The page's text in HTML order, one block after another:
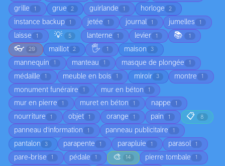
grille 1 grue 2 guirlande 1 horloge 2
instance backup 1 jetée 1 journal 1 jumelles 1
laisse 1 💡 5 lanterne 1 levier 1 📚 1
👓 20 maillot 2 🖐️ 1 maison 3
mannequin 1 manteau 1 masque de plongée 1
médaille 1 meuble en bois 1 miroir 3 montre 1
monument funéraire 1 mur en béton 1
mur en pierre 1 muret en béton 1 nappe 1
nourriture 1 objet 1 orange 1 pain 1 📋 8
panneau d'information 1 panneau publicitaire 1
pantalon 3 parapente 1 parapluie 1 parasol 1
pare-brise 1 pédale 1 🎨 14 pierre tombale 1